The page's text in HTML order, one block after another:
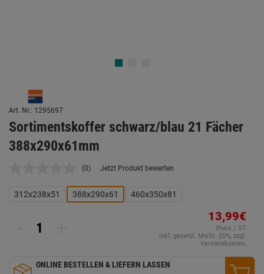
Art. Nr.: 1295697
Sortimentskoffer schwarz/blau 21 Fächer
388x290x61mm
Kein
Link
auf
(0) Jetzt Produkt bewerten
312x238x51 388x290x61 460x350x81
13,99€
Preis / ST
inkl. gesetzl. MwSt. 20%, zzgl.
Versandkosten.
ONLINE BESTELLEN & LIEFERN LASSEN